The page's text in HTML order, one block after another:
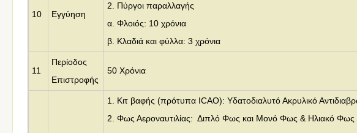
10 Εγγύηση
2. Πύργοι παραλλαγής
α. Φλοιός: 10 χρόνια
β. Κλαδιά και φύλλα: 3 χρόνια
11
Περίοδος
Επιστροφής
50 Χρόνια
1. Κιτ βαφής (πρότυπα ICAO): Υδατοδιαλυτό Ακρυλικό
2. Φως Αεροναυτιλίας: Διπλό Φως και Μονό Φως & Ηλιακό Φως